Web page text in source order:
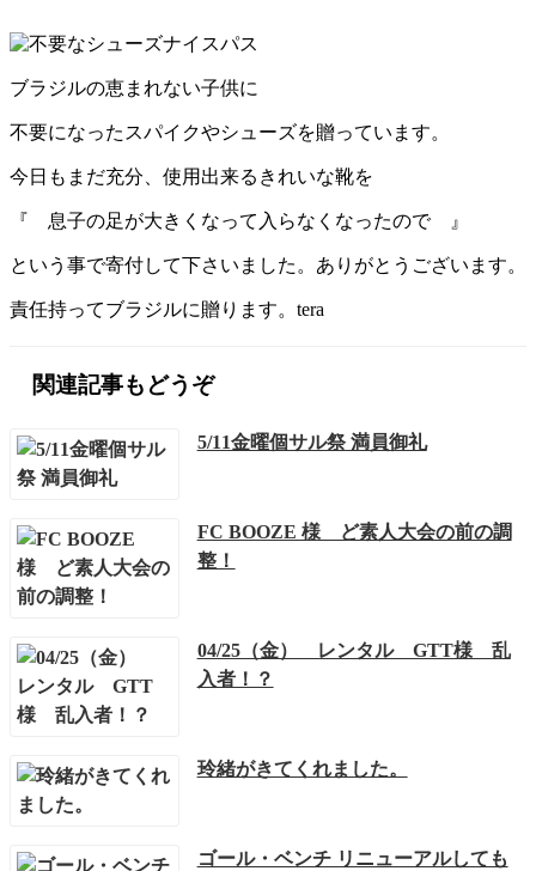
ブラジルの恵まれない子供に
不要になったスパイクやシューズを贈っています。
今日もまだ充分、使用出来るきれいな靴を
『 息子の足が大きくなって入らなくなったので 』
という事で寄付して下さいました。ありがとうございます。
責任持ってブラジルに贈ります。tera
関連記事もどうぞ
5/11金曜個サル祭 満員御礼
FC BOOZE 様 ど素人大会の前の調
整！
04/25（金） レンタル GTT様 乱
入者！？
玲緒がきてくれました。
ゴール・ベンチ リニューアルしても